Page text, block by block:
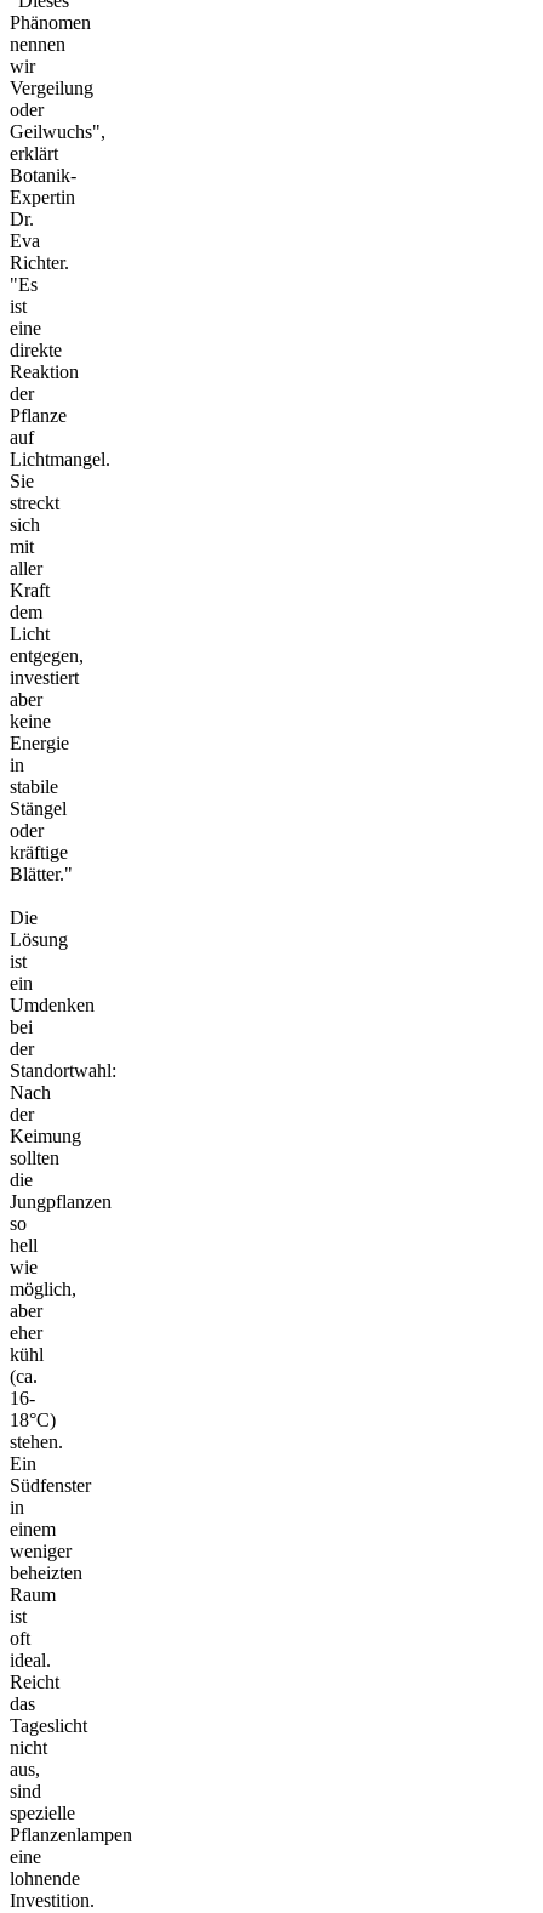
Phänomen
nennen
wir
Vergeilung
oder
Geilwuchs",
erklärt
Botanik-
Expertin
Dr.
Eva
Richter.
"Es
ist
eine
direkte
Reaktion
der
Pflanze
auf
Lichtmangel.
Sie
streckt
sich
mit
aller
Kraft
dem
Licht
entgegen,
investiert
aber
keine
Energie
in
stabile
Stängel
oder
kräftige
Blätter."
Die
Lösung
ist
ein
Umdenken
bei
der
Standortwahl:
Nach
der
Keimung
sollten
die
Jungpflanzen
so
hell
wie
möglich,
aber
eher
kühl
(ca.
16-
18°C)
stehen.
Ein
Südfenster
in
einem
weniger
beheizten
Raum
ist
oft
ideal.
Reicht
das
Tageslicht
nicht
aus,
sind
spezielle
Pflanzenlampen
eine
lohnende
Investition.